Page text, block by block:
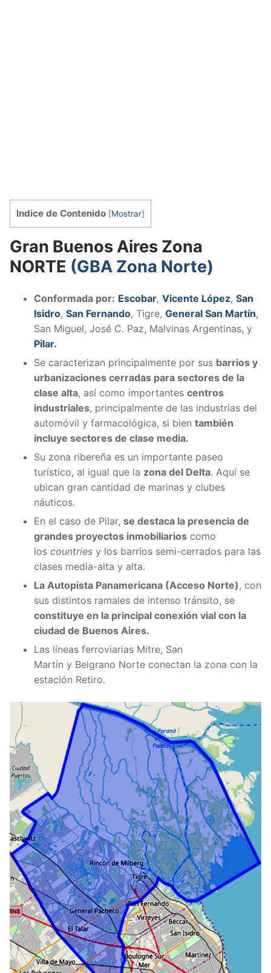
Indice de Contenido [Mostrar]
Gran Buenos Aires Zona
NORTE (GBA Zona Norte)
Conformada por: Escobar, Vicente López, San
Isidro, San Fernando, Tigre, General San Martín,
San Miguel, José C. Paz, Malvinas Argentinas, y
Pilar.
Se caracterizan principalmente por sus barrios y
urbanizaciones cerradas para sectores de la
clase alta, así como importantes centros
industriales, principalmente de las industrias del
automóvil y farmacológica, si bien también
incluye sectores de clase media.
Su zona ribereña es un importante paseo
turístico, al igual que la zona del Delta. Aquí se
ubican gran cantidad de marinas y clubes
náuticos.
En el caso de Pilar, se destaca la presencia de
grandes proyectos inmobiliarios como
los countries y los barrios semi-cerrados para las
clases media-alta y alta.
La Autopista Panamericana (Acceso Norte), con
sus distintos ramales de intenso tránsito, se
constituye en la principal conexión vial con la
ciudad de Buenos Aires.
Las líneas ferroviarias Mitre, San
Martín y Belgrano Norte conectan la zona con la
estación Retiro.